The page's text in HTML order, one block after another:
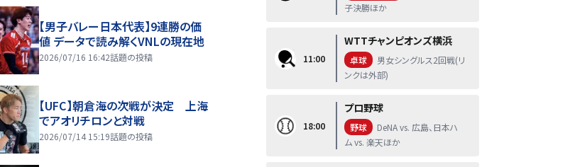
【男子バレー日本代表】9連勝の価
値 データで読み解くVNLの現在地
2026/07/16 16:42話題の投稿
【UFC】朝倉海の次戦が決定 上海
でアオリチロンと対戦
2026/07/14 15:19話題の投稿
子決勝ほか
11:00
WTTチャンピオンズ横浜
卓球
男女シングルス2回戦(リ
ンクは外部)
18:00
プロ野球
野球
DeNA vs. 広島、日本ハ
ム vs. 楽天ほか